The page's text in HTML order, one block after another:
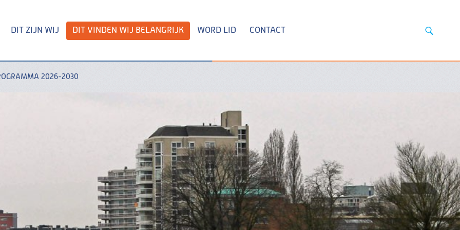
DIT ZIJN WIJ DIT VINDEN WIJ BELANGRIJK WORD LID CONTACT
2026-2030